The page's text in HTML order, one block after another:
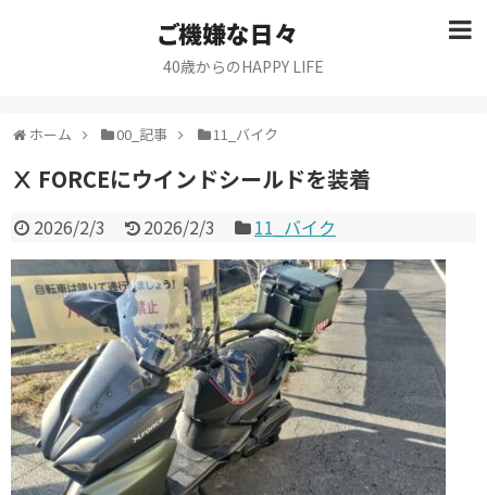
ご機嫌な日々
40歳からのHAPPY LIFE
ホーム 00_記事 11_バイク
Ⅹ FORCEにウインドシールドを装着
2026/2/3 2026/2/3 11_バイク